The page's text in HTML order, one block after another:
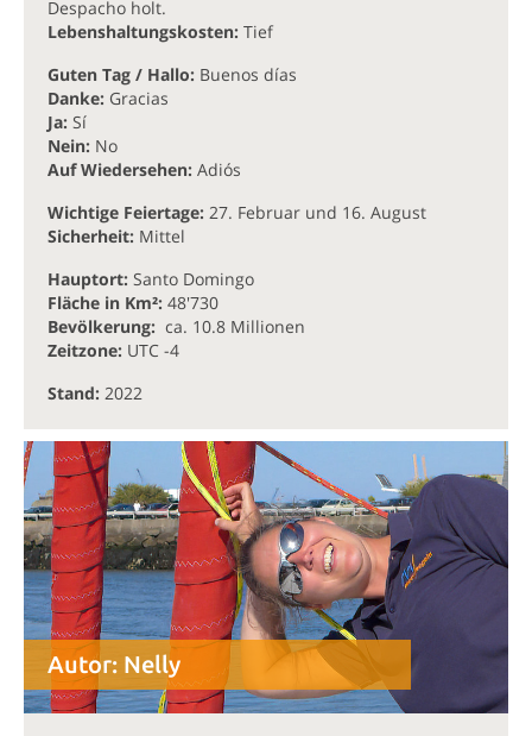
Despacho holt.
Lebenshaltungskosten: Tief
Guten Tag / Hallo: Buenos días
Danke: Gracias
Ja: Sí
Nein: No
Auf Wiedersehen: Adiós
Wichtige Feiertage: 27. Februar und 16. August
Sicherheit: Mittel
Hauptort: Santo Domingo
Fläche in Km²: 48'730
Bevölkerung: ca. 10.8 Millionen
Zeitzone: UTC -4
Stand: 2022
Autor: Nelly